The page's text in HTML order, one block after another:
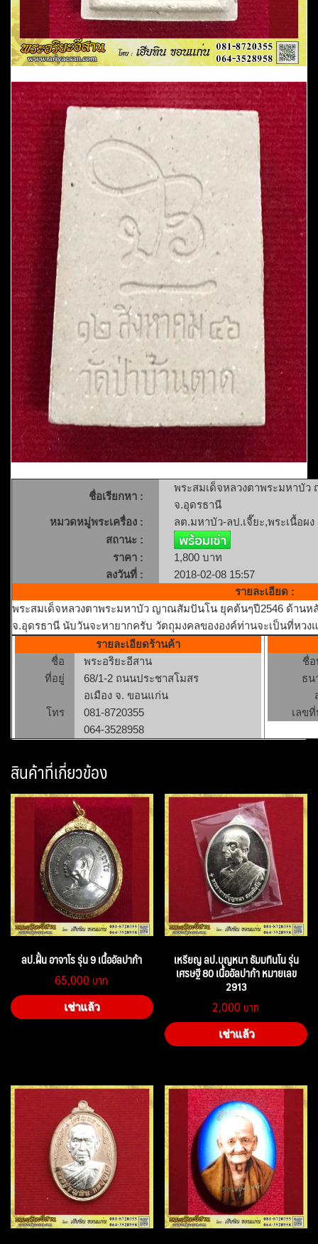
ชื่อเรียกหา :
พระสมเด็จหลวงตาพระมหาบั
จ.อุดรธานี
หมวดหมู่พระเครื่อง :
ลต.มหาบัว-ลป.เจี๊ยะ,พระเนื้อผง
สถานะ :
ราคา :
1,800 บาท
ลงวันที่ :
2018-02-08 15:57
รายละเอียด :
พระสมเด็จหลวงตาพระมหาบัว ญาณสัมปันโน ยุคต้นๆปี2546 ด้านห
จ.อุดรธานี นับวันจะหายากครับ วัตถุมงคลขององค์ท่านจะเป็นที่หว
รายละเอียดร้านค้า
ชื่อ
พระอริยะอีสาน
ที่อยู่
68/1-2 ถนนประชาสโมสร
อเมือง จ. ขอนแก่น
โทร
081-8720355
064-3528958
ชื่
ธน
เลข
สินค้าที่เกี่ยวข้อง
ลป.ฝั้น อาจาโร รุ่น 9 เนื้ออัลปาก้า
65,000
เช่าแล้ว
เหรียญ ลป.บุญหนา ธัมมทินโน รุ่น
เศรษฐี 80 เนื้ออัลปาก้า หมายเลข
2913
2,000
เช่าแล้ว